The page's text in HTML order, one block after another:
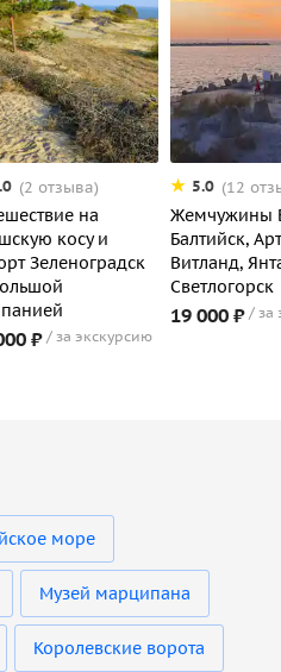
(2 отзыва)
на
косу и
Зеленоградск
₽ за экскурсию
5.0 (12
Жемчужины
Балтийск,
Витланд,
Светлогорск
19 000 ₽ за
море
Музей марципана
Королевские ворота